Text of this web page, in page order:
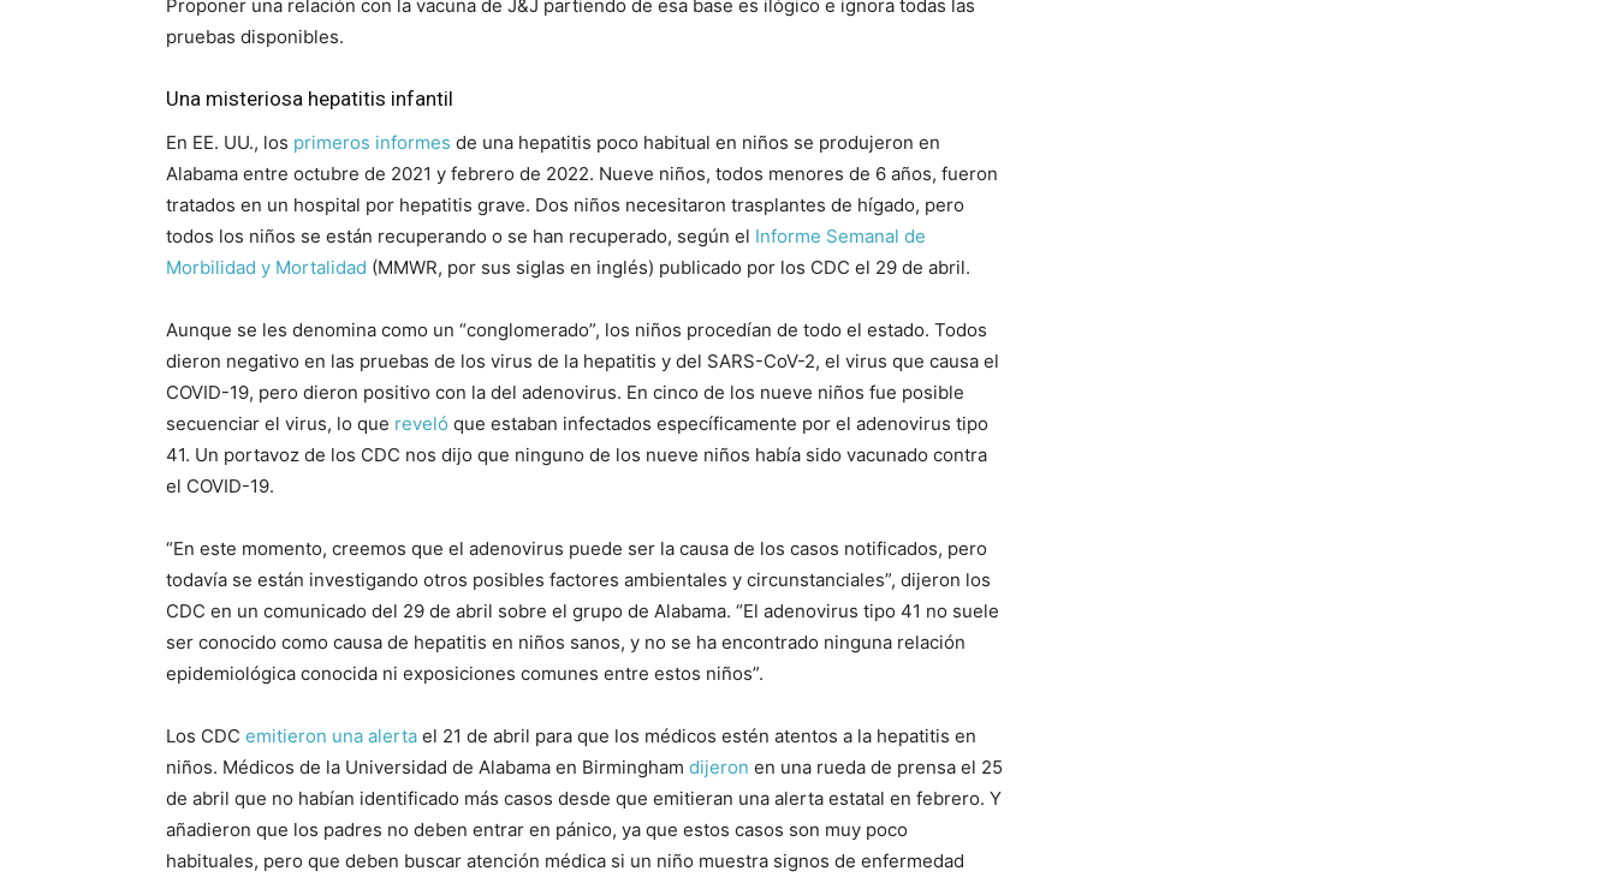
Proponer una relación con la vacuna de J&J partiendo de esa base es ilógico e ignora todas las
pruebas disponibles.
Una misteriosa hepatitis infantil
En EE. UU., los primeros informes de una hepatitis poco habitual en niños se produjeron en
Alabama entre octubre de 2021 y febrero de 2022. Nueve niños, todos menores de 6 años, fueron
tratados en un hospital por hepatitis grave. Dos niños necesitaron trasplantes de hígado, pero
todos los niños se están recuperando o se han recuperado, según el Informe Semanal de
Morbilidad y Mortalidad (MMWR, por sus siglas en inglés) publicado por los CDC el 29 de abril.
Aunque se les denomina como un “conglomerado”, los niños procedían de todo el estado. Todos
dieron negativo en las pruebas de los virus de la hepatitis y del SARS-CoV-2, el virus que causa el
COVID-19, pero dieron positivo con la del adenovirus. En cinco de los nueve niños fue posible
secuenciar el virus, lo que reveló que estaban infectados específicamente por el adenovirus tipo
41. Un portavoz de los CDC nos dijo que ninguno de los nueve niños había sido vacunado contra
el COVID-19.
“En este momento, creemos que el adenovirus puede ser la causa de los casos notificados, pero
todavía se están investigando otros posibles factores ambientales y circunstanciales”, dijeron los
CDC en un comunicado del 29 de abril sobre el grupo de Alabama. “El adenovirus tipo 41 no suele
ser conocido como causa de hepatitis en niños sanos, y no se ha encontrado ninguna relación
epidemiológica conocida ni exposiciones comunes entre estos niños”.
Los CDC emitieron una alerta el 21 de abril para que los médicos estén atentos a la hepatitis en
niños. Médicos de la Universidad de Alabama en Birmingham dijeron en una rueda de prensa el 25
de abril que no habían identificado más casos desde que emitieran una alerta estatal en febrero. Y
añadieron que los padres no deben entrar en pánico, ya que estos casos son muy poco
habituales, pero que deben buscar atención médica si un niño muestra signos de enfermedad